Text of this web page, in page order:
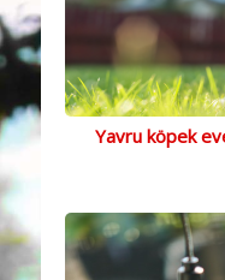
Yavru köpek